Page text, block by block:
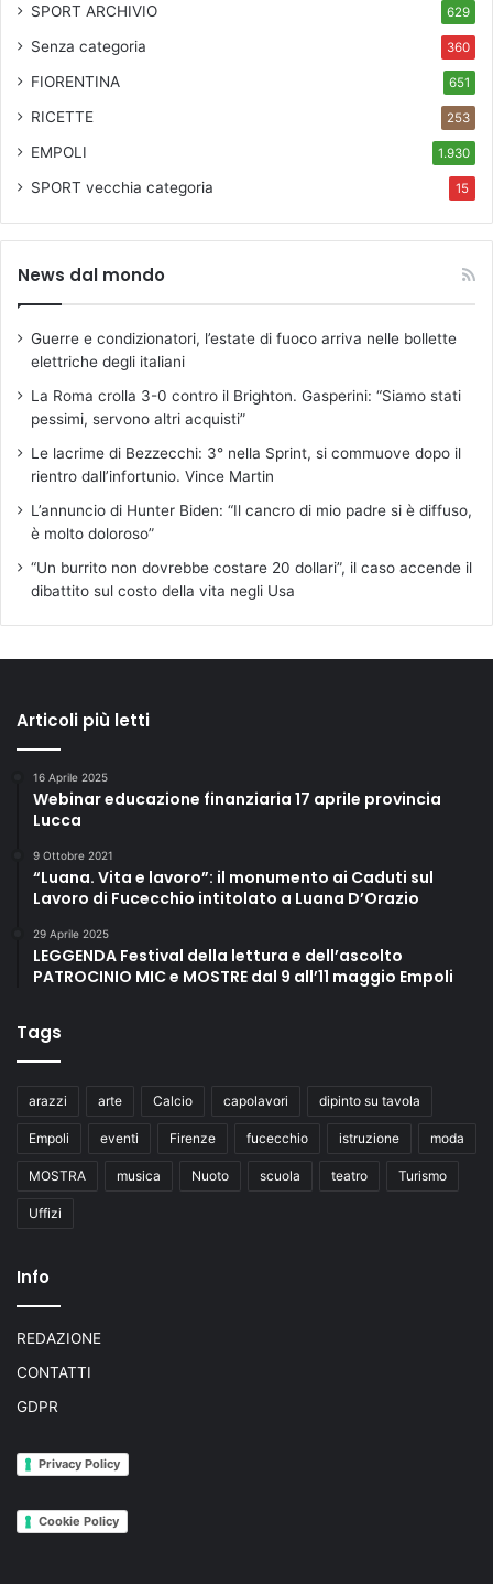
SPORT ARCHIVIO 629
Senza categoria 360
FIORENTINA 651
RICETTE 253
EMPOLI 1.930
SPORT vecchia categoria 15
News dal mondo
Guerre e condizionatori, l’estate di fuoco arriva nelle bollette
elettriche degli italiani
La Roma crolla 3-0 contro il Brighton. Gasperini: “Siamo stati
pessimi, servono altri acquisti”
Le lacrime di Bezzecchi: 3° nella Sprint, si commuove dopo il
rientro dall’infortunio. Vince Martin
L’annuncio di Hunter Biden: “Il cancro di mio padre si è diffuso,
è molto doloroso”
“Un burrito non dovrebbe costare 20 dollari”, il caso accende il
dibattito sul costo della vita negli Usa
Articoli più letti
16 Aprile 2025
Webinar educazione finanziaria 17 aprile provincia
Lucca
9 Ottobre 2021
“Luana. Vita e lavoro”: il monumento ai Caduti sul
Lavoro di Fucecchio intitolato a Luana D’Orazio
29 Aprile 2025
LEGGENDA Festival della lettura e dell’ascolto
PATROCINIO MIC e MOSTRE dal 9 all’11 maggio Empoli
Tags
arazzi arte Calcio capolavori dipinto su tavola
Empoli eventi Firenze fucecchio istruzione moda
MOSTRA musica Nuoto scuola teatro Turismo
Uffizi
Info
REDAZIONE
CONTATTI
GDPR
Privacy Policy
Cookie Policy